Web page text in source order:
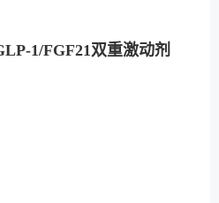
1/FGF21双重激动剂